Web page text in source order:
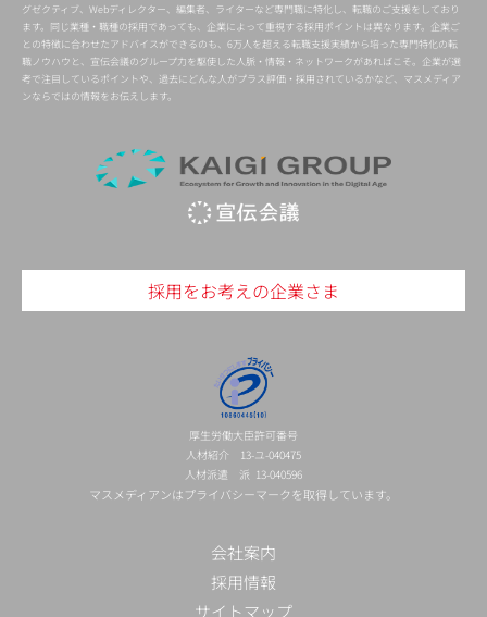
グゼクティブ、Webディレクター、編集者、ライターなど専門職に特化し、転職のご支援をしており
ます。同じ業種・職種の採用であっても、企業によって重視する採用ポイントは異なります。企業ご
との特徴に合わせたアドバイスができるのも、6万人を超える転職支援実績から培った専門特化の転
職ノウハウと、宣伝会議のグループ力を駆使した人脈・情報・ネットワークがあればこそ。企業が選
考で注目しているポイントや、過去にどんな人がプラス評価・採用されているかなど、マスメディア
ンならではの情報をお伝えします。
採用をお考えの企業さま
厚生労働大臣許可番号
人材紹介 13-ユ-040475
人材派遣 派 13-040596
マスメディアンはプライバシーマークを取得しています。
会社案内
採用情報
サイトマップ